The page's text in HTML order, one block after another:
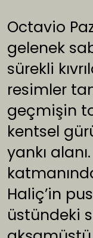
Octavio
gelenek
sürekli
resimler
geçmişin
kentsel
yankı
Haliç’in
üstündeki